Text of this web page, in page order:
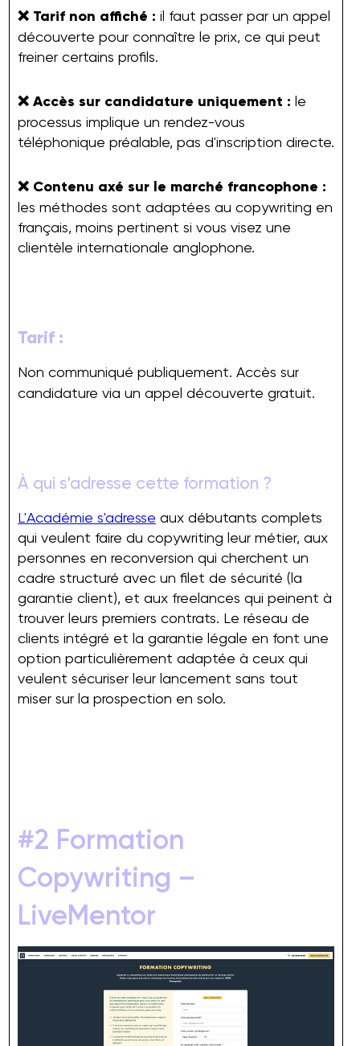
❌ Tarif non affiché : il faut passer par un appel
découverte pour connaître le prix, ce qui peut
freiner certains profils.
❌ Accès sur candidature uniquement : le
processus implique un rendez-vous
téléphonique préalable, pas d'inscription directe.
❌ Contenu axé sur le marché francophone :
les méthodes sont adaptées au copywriting en
français, moins pertinent si vous visez une
clientèle internationale anglophone.
Tarif :
Non communiqué publiquement. Accès sur
candidature via un appel découverte gratuit.
À qui s'adresse cette formation ?
L'Académie s'adresse aux débutants complets
qui veulent faire du copywriting leur métier, aux
personnes en reconversion qui cherchent un
cadre structuré avec un filet de sécurité (la
garantie client), et aux freelances qui peinent à
trouver leurs premiers contrats. Le réseau de
clients intégré et la garantie légale en font une
option particulièrement adaptée à ceux qui
veulent sécuriser leur lancement sans tout
miser sur la prospection en solo.
#2 Formation
Copywriting –
LiveMentor